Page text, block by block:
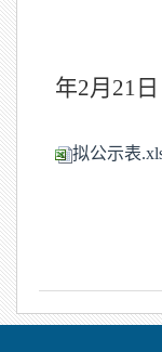
年2月 21 日
拟公示表